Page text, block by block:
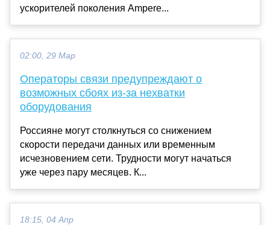
ускорителей поколения Ampere...
02:00, 29 Мар
Операторы связи предупреждают о
возможных сбоях из-за нехватки
оборудования
Россияне могут столкнуться со снижением
скорости передачи данных или временным
исчезновением сети. Трудности могут начаться
уже через пару месяцев. К...
18:15, 04 Апр